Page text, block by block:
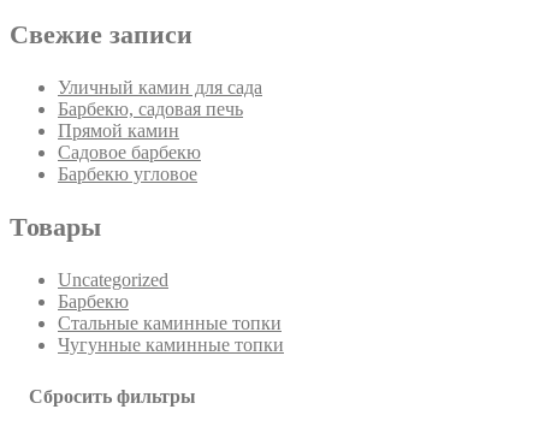
Свежие записи
Уличный камин для сада
Барбекю, садовая печь
Прямой камин
Садовое барбекю
Барбекю угловое
Товары
Uncategorized
Барбекю
Стальные каминные топки
Чугунные каминные топки
Сбросить фильтры